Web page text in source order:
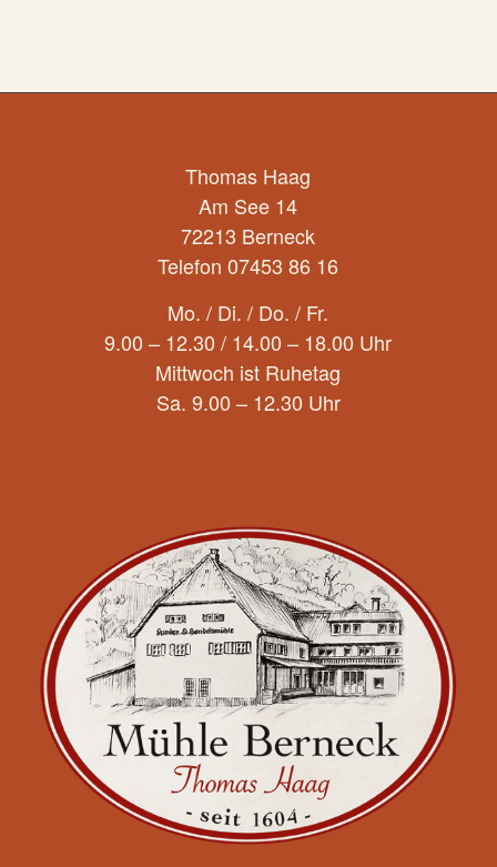
Thomas Haag
Am See 14
72213 Berneck
Telefon 07453 86 16
Mo. / Di. / Do. / Fr.
9.00 – 12.30 / 14.00 – 18.00 Uhr
Mittwoch ist Ruhetag
Sa. 9.00 – 12.30 Uhr